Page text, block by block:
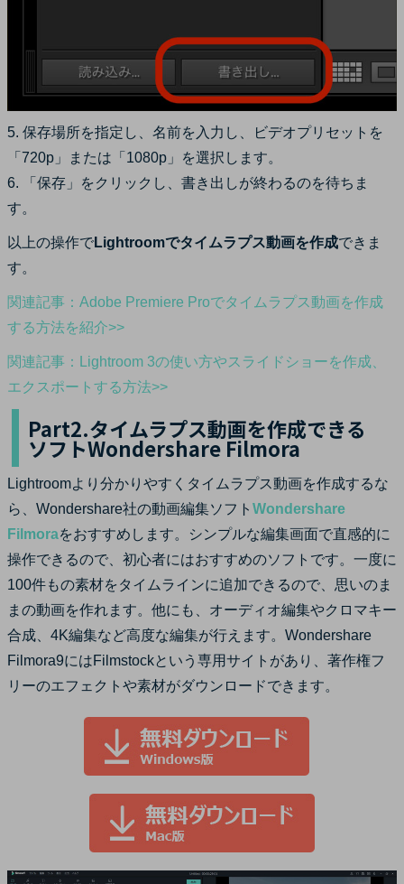
5. 保存場所を指定し、名前を入力し、ビデオプリセットを
「720p」または「1080p」を選択します。
6. 「保存」をクリックし、書き出しが終わるのを待ちま
す。
以上の操作でLightroomでタイムラプス動画を作成できま
す。
関連記事：Adobe Premiere Proでタイムラプス動画を作成
する方法を紹介>>
関連記事：Lightroom 3の使い方やスライドショーを作成、
エクスポートする方法>>
Part2.タイムラプス動画を作成できる
ソフトWondershare Filmora
Lightroomより分かりやすくタイムラプス動画を作成するな
ら、Wondershare社の動画編集ソフト Wondershare
Filmoraをおすすめします。シンプルな編集画面で直感的に
操作できるので、初心者にはおすすめのソフトです。一度に
100件もの素材をタイムラインに追加できるので、思いのま
まの動画を作れます。他にも、オーディオ編集やクロマキー
合成、4K編集など高度な編集が行えます。Wondershare
Filmora9にはFilmstockという専用サイトがあり、著作権フ
リーのエフェクトや素材がダウンロードできます。